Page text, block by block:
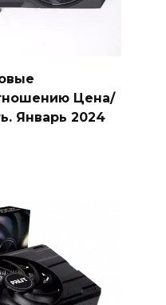
Цена/
Январь 2024